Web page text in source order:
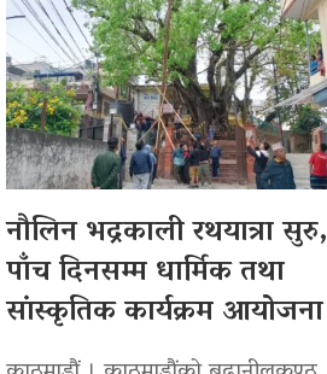
नौलिन भद्रकाली रथयात्रा सुरु,
पाँच दिनसम्म धार्मिक तथा
सांस्कृतिक कार्यक्रम आयोजना